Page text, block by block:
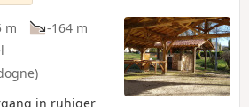
m
-164 m
in ruhiger